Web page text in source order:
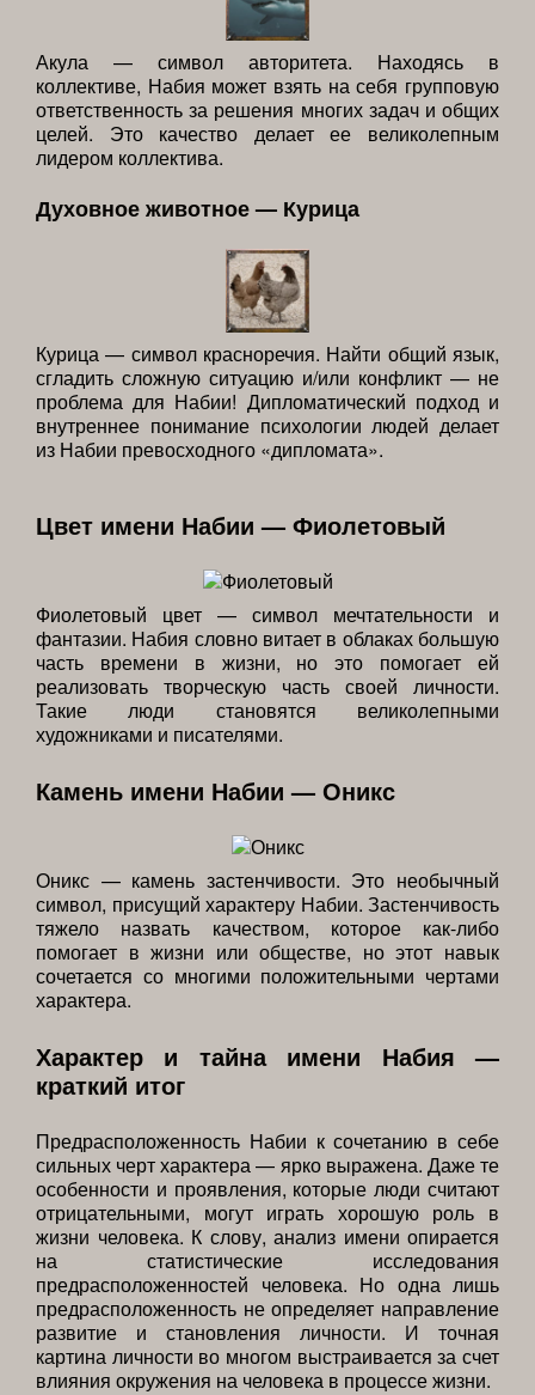
Акула — символ авторитета. Находясь в
коллективе, Набия может взять на себя групповую
ответственность за решения многих задач и общих
целей. Это качество делает ее великолепным
лидером коллектива.
Духовное животное — Курица
Курица — символ красноречия. Найти общий язык,
сгладить сложную ситуацию и/или конфликт — не
проблема для Набии! Дипломатический подход и
внутреннее понимание психологии людей делает
из Набии превосходного «дипломата».
Цвет имени Набии — Фиолетовый
Фиолетовый цвет — символ мечтательности и
фантазии. Набия словно витает в облаках большую
часть времени в жизни, но это помогает ей
реализовать творческую часть своей личности.
Такие люди становятся великолепными
художниками и писателями.
Камень имени Набии — Оникс
Оникс — камень застенчивости. Это необычный
символ, присущий характеру Набии. Застенчивость
тяжело назвать качеством, которое как-либо
помогает в жизни или обществе, но этот навык
сочетается со многими положительными чертами
характера.
Характер и тайна имени Набия —
краткий итог
Предрасположенность Набии к сочетанию в себе
сильных черт характера — ярко выражена. Даже те
особенности и проявления, которые люди считают
отрицательными, могут играть хорошую роль в
жизни человека. К слову, анализ имени опирается
на статистические исследования
предрасположенностей человека. Но одна лишь
предрасположенность не определяет направление
развитие и становления личности. И точная
картина личности во многом выстраивается за счет
влияния окружения на человека в процессе жизни.